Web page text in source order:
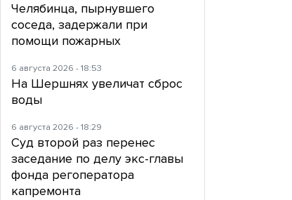
Челябинца, пырнувшего
соседа, задержали при
помощи пожарных
6 августа 2026 - 18:53
На Шершнях увеличат сброс
воды
6 августа 2026 - 18:29
Суд второй раз перенес
заседание по делу экс-главы
фонда регоператора
капремонта